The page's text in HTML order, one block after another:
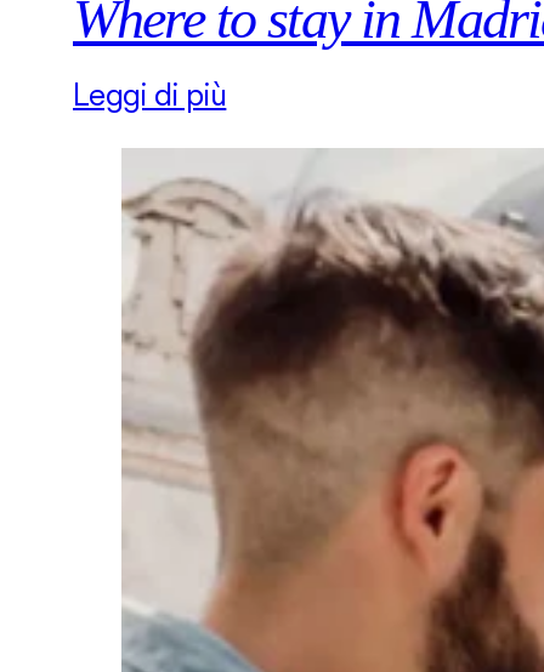
Where to stay in
Leggi di più